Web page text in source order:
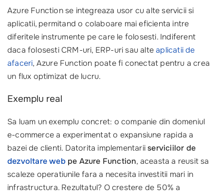
Azure Function se integreaza usor cu alte servicii si
aplicatii, permitand o colaboare mai eficienta intre
diferitele instrumente pe care le folosesti. Indiferent
daca folosesti CRM-uri, ERP-uri sau alteaplicatii de
afaceri, Azure Function poate fi conectat pentru a crea
un flux optimizat de lucru.
Exemplu real
Sa luam un exemplu concret: o companie din domeniul
e-commerce a experimentat o expansiune rapida a
bazei de clienti. Datorita implementariiserviciilor de
dezvoltare web pe Azure Function, aceasta a reusit sa
scaleze operatiunile fara a necesita investitii mari in
infrastructura. Rezultatul? O crestere de 50% a